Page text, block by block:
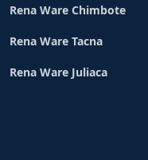
Rena Ware Chimbote
Rena Ware Tacna
Rena Ware Juliaca